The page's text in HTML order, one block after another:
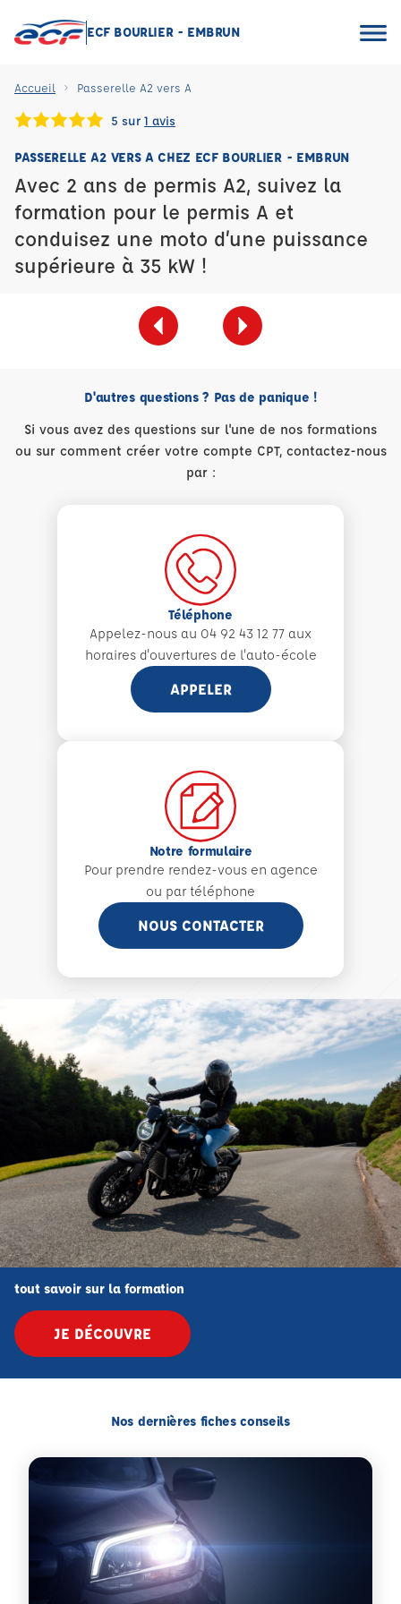
ECF BOURLIER - EMBRUN
Accueil Passerelle A2 vers A
5 sur 1 avis
PASSERELLE A2 VERS A CHEZ ECF BOURLIER - EMBRUN
Avec 2 ans de permis A2, suivez la
formation pour le permis A et
conduisez une moto d’une puissance
supérieure à 35 kW !
D'autres questions ? Pas de panique !
Si vous avez des questions sur l'une de nos formations
ou sur comment créer votre compte CPT, contactez-nous
par :
Téléphone
Appelez-nous au 04 92 43 12 77 aux
horaires d'ouvertures de l'auto-école
APPELER
Notre formulaire
Pour prendre rendez-vous en agence
ou par téléphone
NOUS CONTACTER
tout savoir sur la formation
JE DÉCOUVRE
Nos dernières fiches conseils